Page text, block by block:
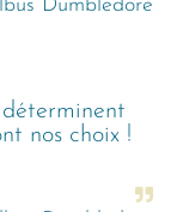
Dumbledore
nos choix !